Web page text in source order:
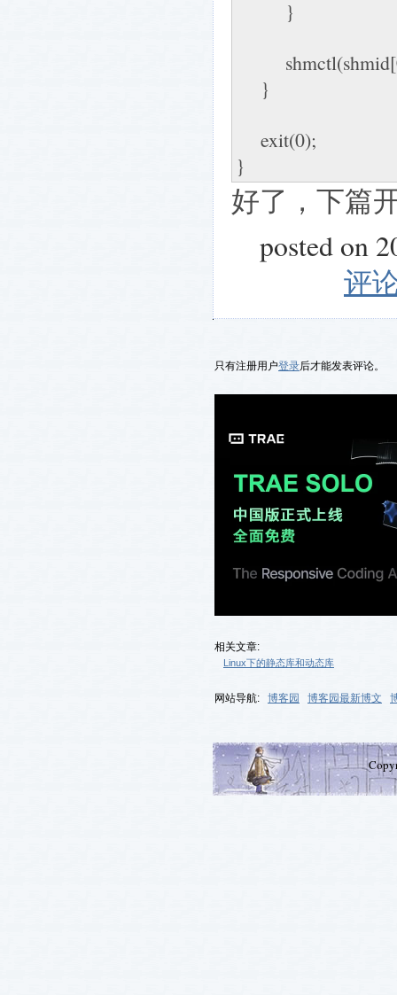
}
}
exit(0);
}
好了，下篇
posted on
评
只有注册用户登录后才能发表评论。
相关文章:
Linux下的静态库和动态库
网站导航: 博客园 博客园最新博文